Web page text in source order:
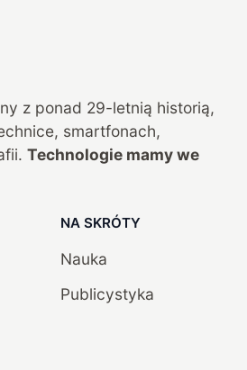
z ponad 29-letnią historią,
smartfonach,
Technologie mamy we
NA SKRÓTY
Nauka
Publicystyka